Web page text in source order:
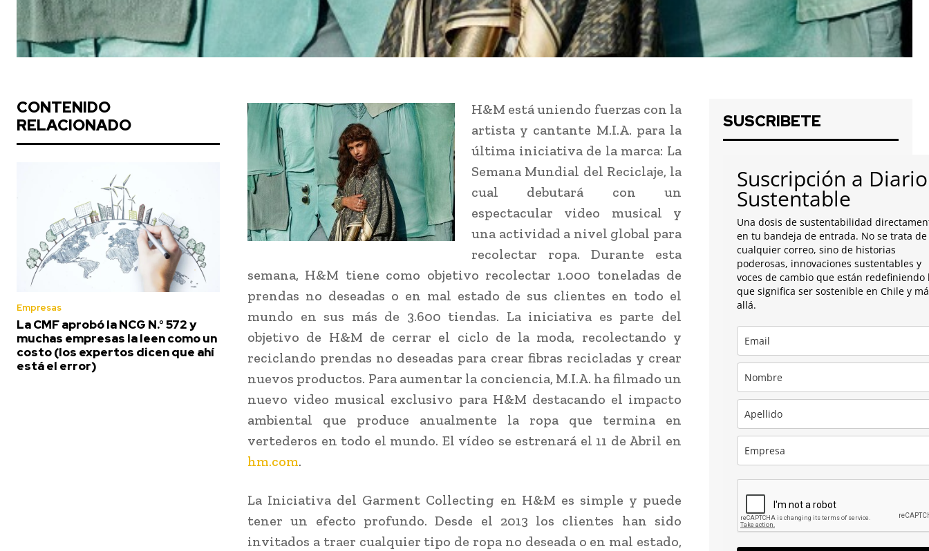
CONTENIDO
RELACIONADO
Empresas
La CMF aprobó la NCG N.° 572 y
muchas empresas la leen como un
costo (los expertos dicen que ahí
está el error)
H&M está uniendo fuerzas con la
artista y cantante M.I.A. para la
última iniciativa de la marca: La
Semana Mundial del Reciclaje, la
cual debutará con un
espectacular video musical y
una actividad a nivel global para
recolectar ropa. Durante esta
semana, H&M tiene como objetivo recolectar 1.000 toneladas de
prendas no deseadas o en mal estado de sus clientes en todo el
mundo en sus más de 3.600 tiendas. La iniciativa es parte del
objetivo de H&M de cerrar el ciclo de la moda, recolectando y
reciclando prendas no deseadas para crear fibras recicladas y crear
nuevos productos. Para aumentar la conciencia, M.I.A. ha filmado un
nuevo video musical exclusivo para H&M destacando el impacto
ambiental que produce anualmente la ropa que termina en
vertederos en todo el mundo. El vídeo se estrenará el 11 de Abril en
hm.com.
La Iniciativa del Garment Collecting en H&M es simple y puede
tener un efecto profundo. Desde el 2013 los clientes han sido
invitados a traer cualquier tipo de ropa no deseada o en mal estado,
SUSCRIBETE
Suscripción a Diario
Sustentable
Una dosis de sustentabilidad
en tu bandeja de entrada. No se trata de
cualquier correo, sino de historias
poderosas, innovaciones sustentables y
voces de cambio que están redefiniendo
que significa ser sostenible en Chile y
allá.